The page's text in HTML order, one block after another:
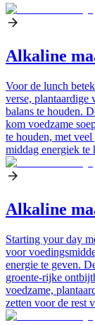
Alkaline
Voor de lunch
verse, plantaardige
balans te houden.
kom voedzame
te houden, met
middag energiek te
Alkaline
Starting your day
voor
energie te geven.
groente-rijke
voedzame,
zetten voor de rest